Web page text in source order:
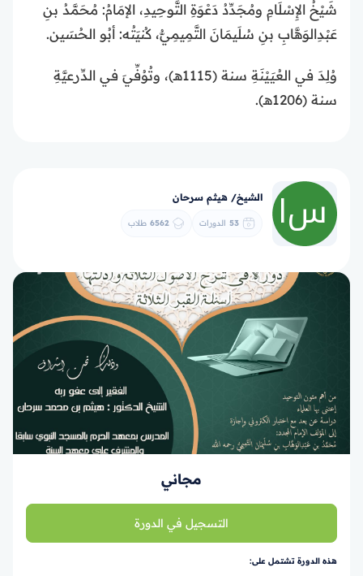
شَيْخُ الإِسْلَامِ ومُجَدِّدُ دَعْوَةِ التَّوحِيدِ، الإمَامُ: مُحَمَّدُ بنِ
عَبْدِالوَهَّابِ بنِ سُلَيمَانَ التَّمِيمِيُّ، كُنيَتُه: أبُو الحُسَين.
وُلِدَ في العُيَيْنَةِ سنة (1115هـ)، وتُوُفِّيَ في الدِّرعيَّةِ
سنة (1206هـ).
الشيخ/ هيثم سرحان
53 الدورات 6562 طلاب
مجاني
التسجيل في الدورة
هذه الدورة تشتمل على: